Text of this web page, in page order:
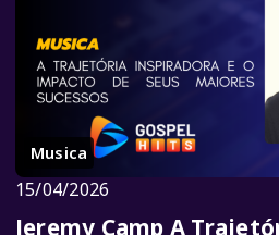
Musica
15/04/2026
Jeremy Camp A